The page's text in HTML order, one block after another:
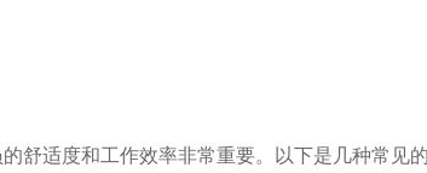
舒适度和工作效率非常重要。以下是几种常见